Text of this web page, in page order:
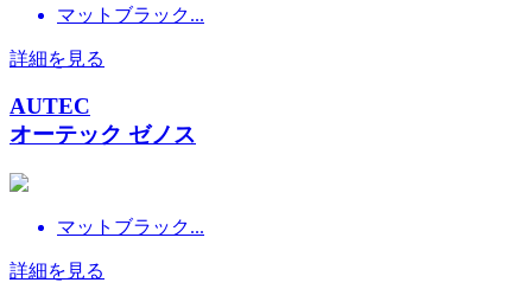
マットブラック...
詳細を見る
AUTEC
オーテック ゼノス
マットブラック...
詳細を見る